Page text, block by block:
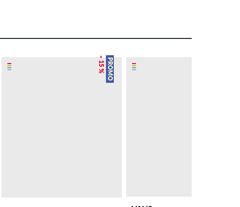
PROMO
– 15 %